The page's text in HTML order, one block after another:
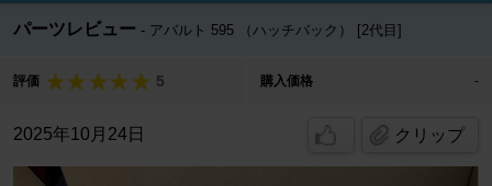
パーツレビュー アバルト 595 （ハッチバック） [2代目]
評価 5 購入価格 -
2025年10月24日 クリップ